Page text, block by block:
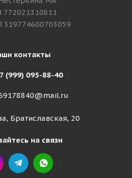
контакты
(999) 095-88-40
Братиславская, 20
на связи